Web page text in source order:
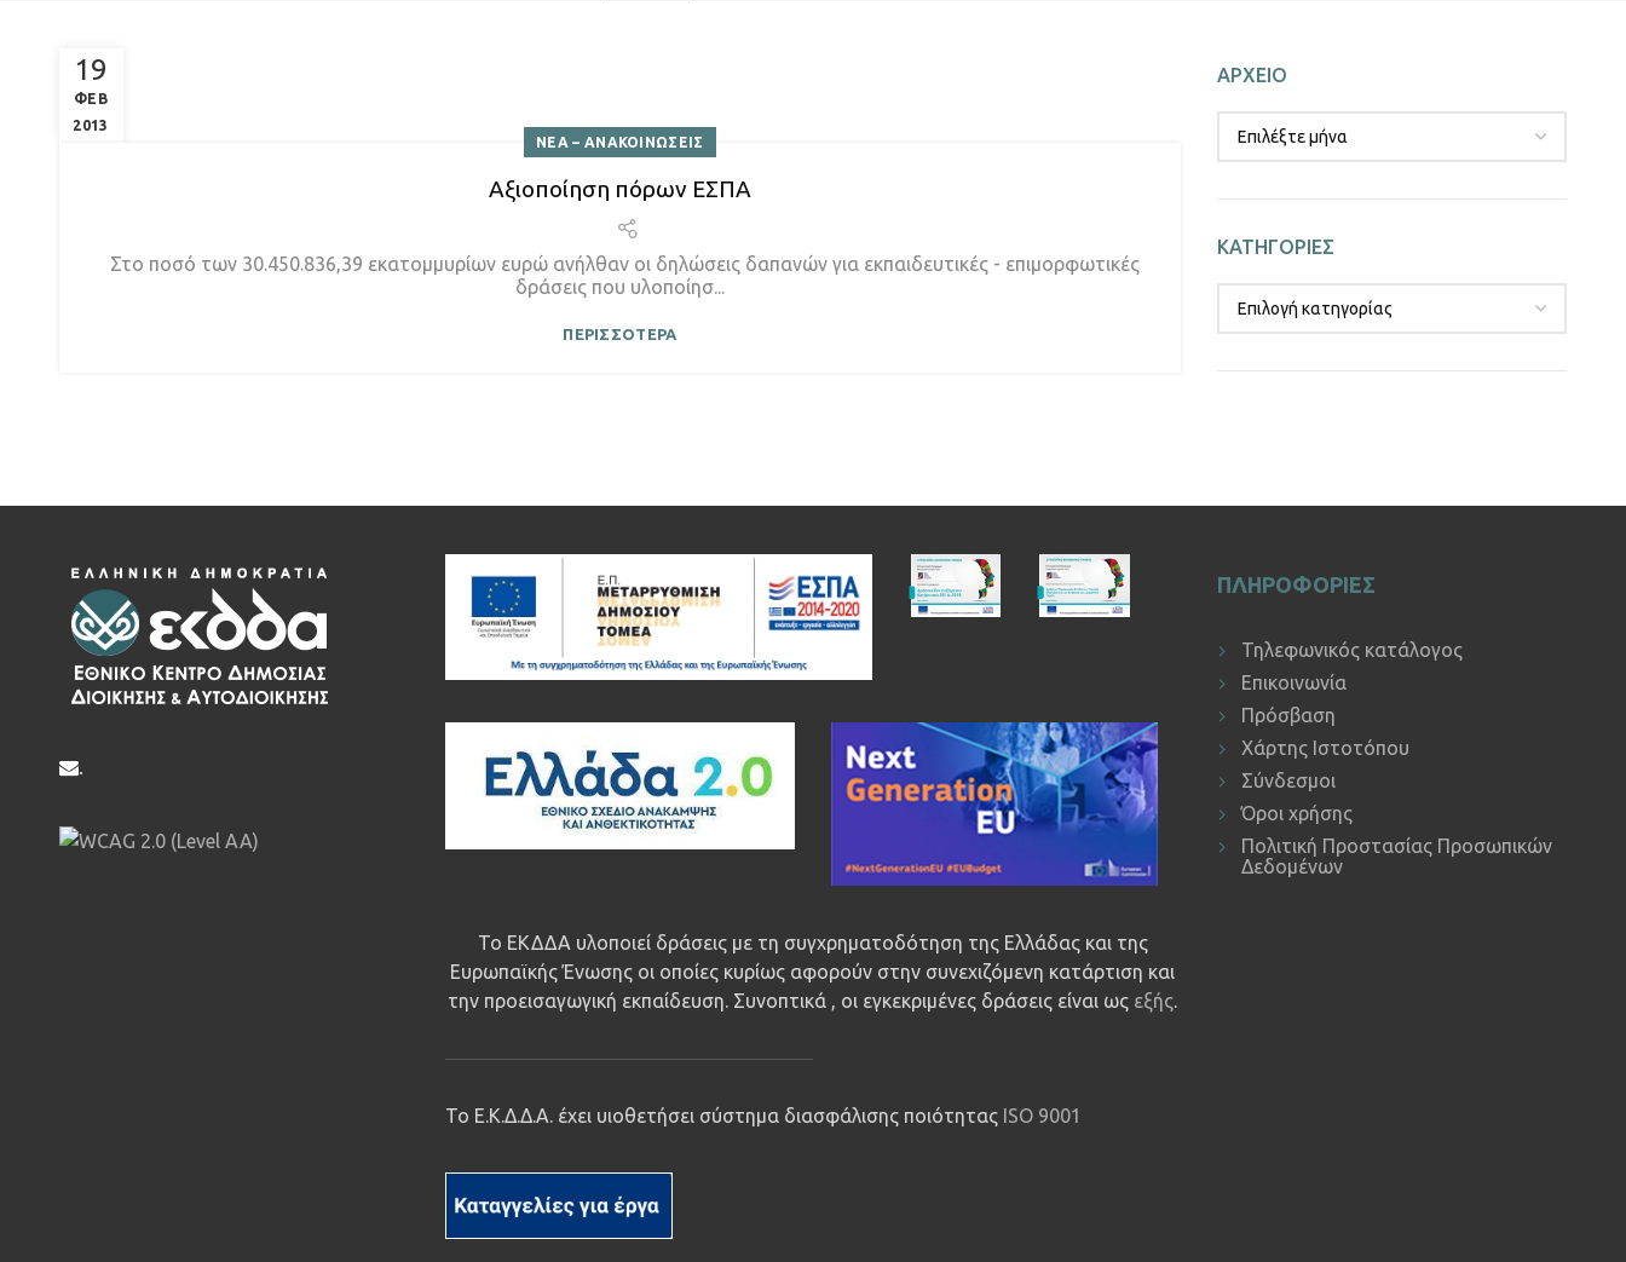
19
ΦΕΒ
2013
ΝΕΑ – ΑΝΑΚΟΙΝΩΣΕΙΣ
Αξιοποίηση πόρων ΕΣΠΑ
Στο ποσό των 30.450.836,39 εκατομμυρίων ευρώ ανήλθαν οι δηλώσεις δαπανών για εκπαιδευτικές - επιμορφωτικές
δράσεις που υλοποίησ...
ΠΕΡΙΣΣΟΤΕΡΑ
ΑΡΧΕΙΟ
ΚΑΤΗΓΟΡΙΕΣ
.
Το ΕΚΔΔΑ υλοποιεί δράσεις με τη συγχρηματοδότηση της Ελλάδας και της
Ευρωπαϊκής Ένωσης οι οποίες κυρίως αφορούν στην συνεχιζόμενη κατάρτιση και
την προεισαγωγική εκπαίδευση. Συνοπτικά , οι εγκεκριμένες δράσεις είναι ως εξής.
Το Ε.Κ.Δ.Δ.Α. έχει υιοθετήσει σύστημα διασφάλισης ποιότητας ISO 9001
ΠΛΗΡΟΦΟΡΙΕΣ
Τηλεφωνικός κατάλογος
Επικοινωνία
Πρόσβαση
Χάρτης Ιστοτόπου
Σύνδεσμοι
Όροι χρήσης
Πολιτική Προστασίας Προσωπικών
Δεδομένων